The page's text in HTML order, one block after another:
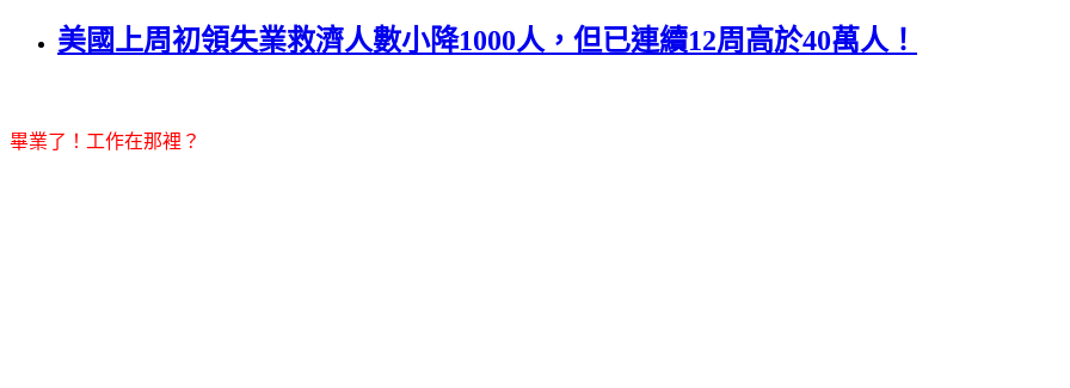
美國上周初領失業救濟人數小降1000人，但已連續12周高於40萬人！
畢業了！工作在那裡？